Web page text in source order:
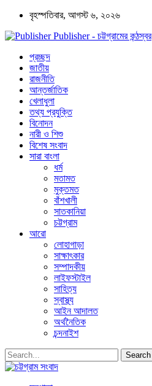
বৃহস্পতিবার, আগস্ট ৬, ২০২৬
Publisher - চট্টগ্রামের কন্ঠস্বর
প্রচ্ছদ
জাতীয়
রাজনীতি
আন্তর্জাতিক
খেলাধুলা
তথ্য প্রযুক্তি
বিনোদন
নারী ও শিশু
বিশেষ সংবাদ
সারা বাংলা
ধর্ম
মতামত
মুক্তমত
বাঁশখালী
সাতকানিয়া
চট্টগ্রাম
আরো
লোহাগাড়া
সাক্ষাৎকার
সম্পাদকীয়
লাইফস্টাইল
সাহিত্য
স্বাস্থ্য
আইন আদালত
অর্থনৈতিক
চন্দনাইশ